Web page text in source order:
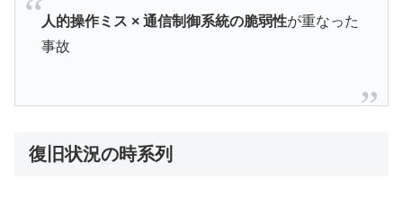
人的操作ミス × 通信制御系統の脆弱性が重なった
事故
復旧状況の時系列